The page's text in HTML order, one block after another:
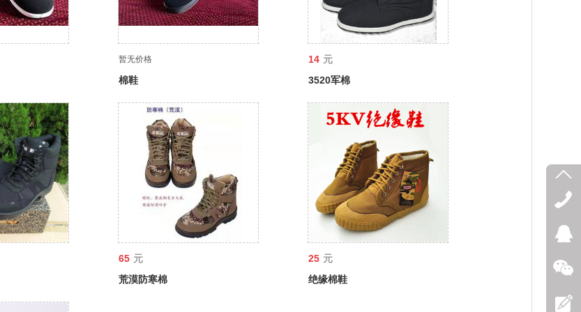
暂无价格
棉鞋
14 元
3520军棉
65 元
荒漠防寒棉
25 元
绝缘棉鞋